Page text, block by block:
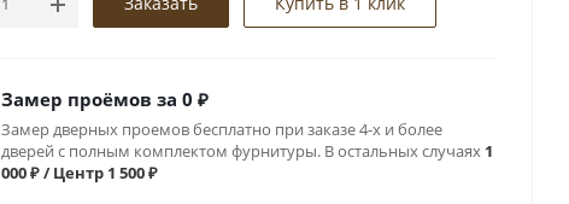
Замер проёмов за 0 ₽
Замер дверных проемов бесплатно при заказе 4-х и более
дверей с полным комплектом фурнитуры. В остальных случаях 1
000 ₽ / Центр 1 500 ₽